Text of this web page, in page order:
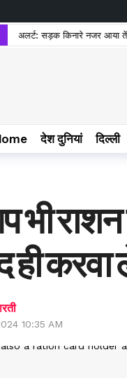
अलर्ट: सड़क किनारे नजर आया
देश दुनियां दिल्ली
भी
ही करवा
10:35 AM